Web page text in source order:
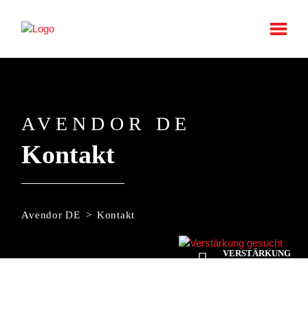
AVENDOR DE
Kontakt
Avendor DE Kontakt
VERSTÄRKUNG